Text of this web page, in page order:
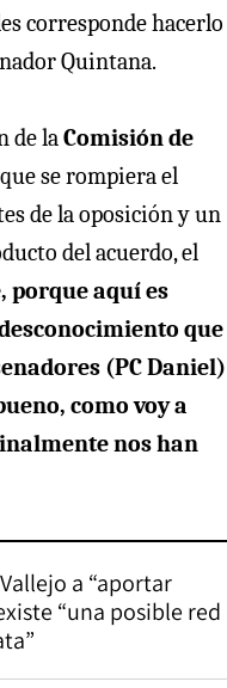
corresponde hacerlo
Quintana.
de laComisión de
se rompiera el
de la oposición y un
del acuerdo, el
porque aquí es
que
(PC Daniel)
como voy a
nos han
a “aportar
“una posible red